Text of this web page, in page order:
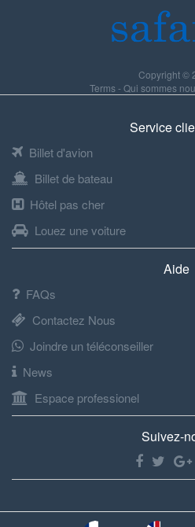
Copyright ©
Terms-Qui sommes
Service
Billet d'avion
Billet de bateau
Hôtel pas cher
Louez une voiture
Aide
FAQs
Contactez Nous
Joindre un téléconseiller
News
Espace professionel
Suivez-